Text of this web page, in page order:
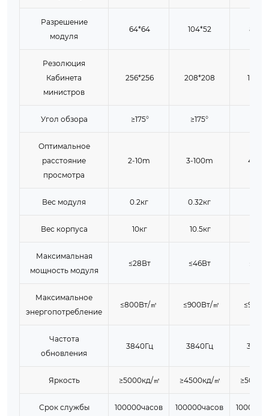
Разрешение
модуля
64*64 104*52
Резолюция
Кабинета
министров
256*256 208*208
Угол обзора ≥175° ≥175°
Оптимальное
расстояние
просмотра
2-10m 3-100m 4-
Вес модуля 0.2кг 0.32кг
Вес корпуса 10кг 10.5кг
Максимальная
мощность модуля
≤28Вт ≤46Вт
Максимальное
энергопотребление
≤800Вт/㎡ ≤900Вт/㎡
Частота
обновления
3840Гц 3840Гц
Яркость ≥5000кд/㎡ ≥4500кд/㎡
Срок службы 100000часов 100000часов